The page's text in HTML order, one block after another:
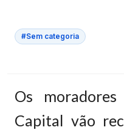
#Sem categoria
Os
Capital vão